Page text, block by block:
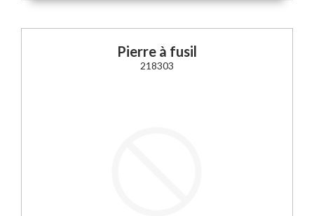
Pierre à fusil
218303